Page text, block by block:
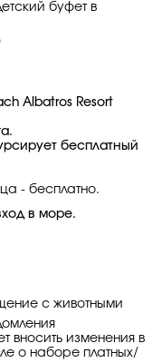
буфет в
Albatros Resort
бесплатный
- бесплатно.
в море.
с животными
вносить изменения в
о наборе платных/